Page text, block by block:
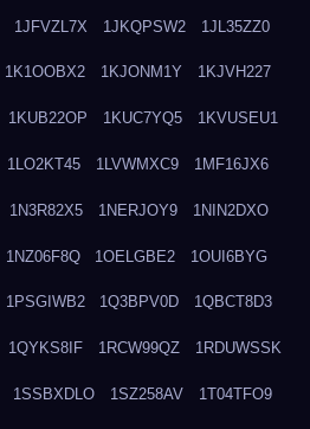
1JFVZL7X 1JKQPSW2 1JL35ZZ0
1K1OOBX2 1KJONM1Y 1KJVH227
1KUB22OP 1KUC7YQ5 1KVUSEU1
1LO2KT45 1LVWMXC9 1MF16JX6
1N3R82X5 1NERJOY9 1NIN2DXO
1NZ06F8Q 1OELGBE2 1OUI6BYG
1PSGIWB2 1Q3BPV0D 1QBCT8D3
1QYKS8IF 1RCW99QZ 1RDUWSSK
1SSBXDLO 1SZ258AV 1T04TFO9